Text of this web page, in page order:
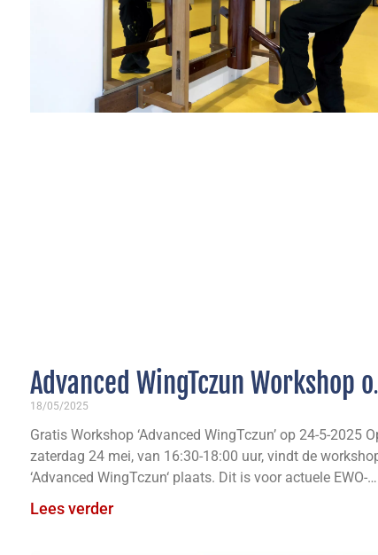
Advanced WingTczun Workshop
24 mei/ Teambuilding Workshop
voor TRIMM
18/05/2025
Gratis Workshop ‘Advanced WingTczun’ op 24-5-2025
zaterdag 24 mei, van 16:30-18:00 uur, vindt de
‘Advanced WingTczun‘ plaats. Dit is voor actuele EWO-
leden vanaf
Lees verder